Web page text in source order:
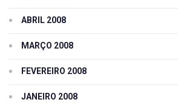
ABRIL 2008
MARÇO 2008
FEVEREIRO 2008
JANEIRO 2008